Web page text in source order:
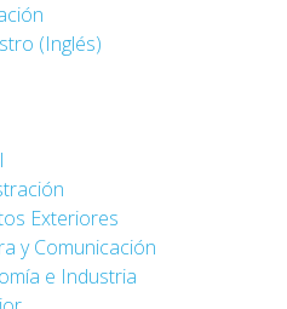
(Inglés)
Exteriores
y Comunicación
e Industria